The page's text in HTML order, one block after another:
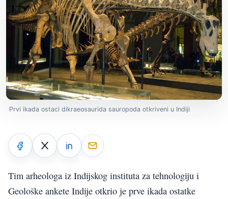
Prvi ikada ostaci dikraeosaurida sauropoda otkriveni u Indiji
Tim arheologa iz Indijskog instituta za tehnologiju i
Geološke ankete Indije otkrio je prve ikada ostatke